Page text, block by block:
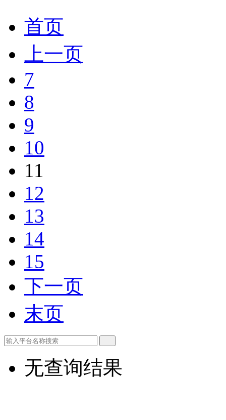
首页
上一页
7
8
9
10
11
12
13
14
15
下一页
末页
无查询结果